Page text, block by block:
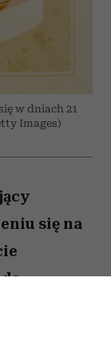
w dniach 21
Images)
się na